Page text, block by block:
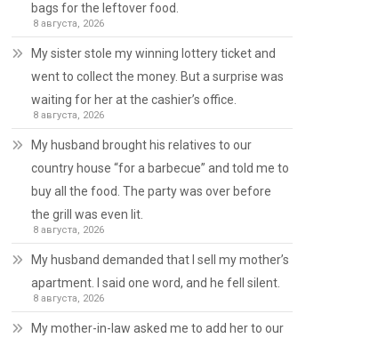
bags for the leftover food.
8 августа, 2026
My sister stole my winning lottery ticket and
went to collect the money. But a surprise was
waiting for her at the cashier’s office.
8 августа, 2026
My husband brought his relatives to our
country house “for a barbecue” and told me to
buy all the food. The party was over before
the grill was even lit.
8 августа, 2026
My husband demanded that I sell my mother’s
apartment. I said one word, and he fell silent.
8 августа, 2026
My mother-in-law asked me to add her to our